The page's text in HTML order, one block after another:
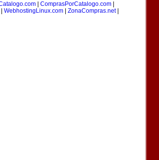
ComprasPorCatalogo.com
WebhostingLinux.com ZonaCompras.net|